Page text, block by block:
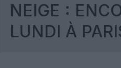
NEIGE :
LUNDI À